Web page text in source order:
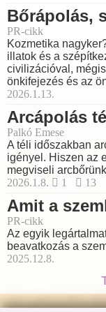
Bőrápolás,
PR-cikk
Kozmetika
illatok és a
civilizációval,
önkifejezés és az
2026.1.13.
Arcápolás
Palkó Emese
A téli időszakban
igényel. Hiszen az
megviseli
2026.1.8.
1 13
Amit a
PR-cikk
Az egyik
beavatkozás a
2025.12.8.